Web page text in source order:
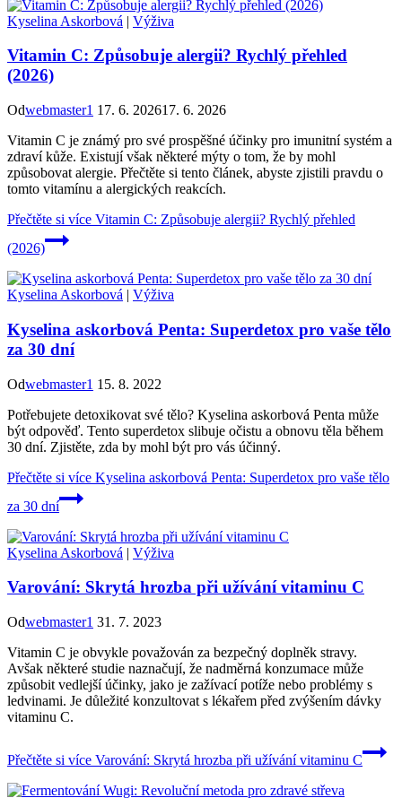
Kyselina Askorbová | Výživa
Vitamin C: Způsobuje alergii? Rychlý přehled
(2026)
Odwebmaster1 17. 6. 202617. 6. 2026
Vitamin C je známý pro své prospěšné účinky pro imunitní systém a
zdraví kůže. Existují však některé mýty o tom, že by mohl
způsobovat alergie. Přečtěte si tento článek, abyste zjistili pravdu o
tomto vitamínu a alergických reakcích.
Přečtěte si více Vitamin C: Způsobuje alergii? Rychlý přehled
(2026)
Kyselina Askorbová | Výživa
Kyselina askorbová Penta: Superdetox pro vaše tělo
za 30 dní
Odwebmaster1 15. 8. 2022
Potřebujete detoxikovat své tělo? Kyselina askorbová Penta může
být odpověď. Tento superdetox slibuje očistu a obnovu těla během
30 dní. Zjistěte, zda by mohl být pro vás účinný.
Přečtěte si více Kyselina askorbová Penta: Superdetox pro vaše tělo
za 30 dní
Kyselina Askorbová | Výživa
Varování: Skrytá hrozba při užívání vitaminu C
Odwebmaster1 31. 7. 2023
Vitamin C je obvykle považován za bezpečný doplněk stravy.
Avšak některé studie naznačují, že nadměrná konzumace může
způsobit vedlejší účinky, jako je zažívací potíže nebo problémy s
ledvinami. Je důležité konzultovat s lékařem před zvýšením dávky
vitaminu C.
Přečtěte si více Varování: Skrytá hrozba při užívání vitaminu C